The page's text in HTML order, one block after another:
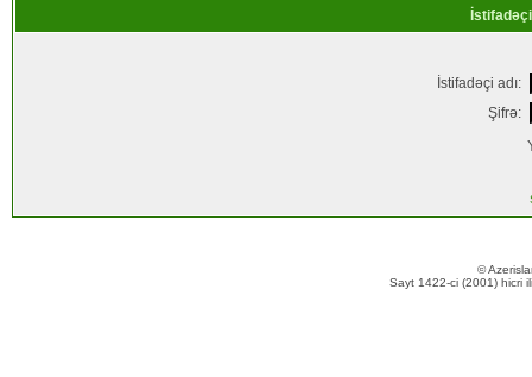
İstifadəçi
İstifadəçi adı:
Şifrə:
©
Sayt 1422-ci (2001) hicri